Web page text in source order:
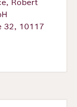
Robert
32, 10117